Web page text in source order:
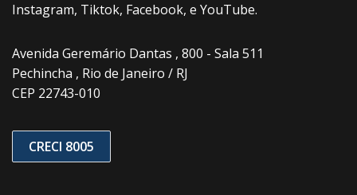
Instagram, Tiktok, Facebook, e YouTube.
Avenida Geremário Dantas , 800 - Sala 511
Pechincha , Rio de Janeiro / RJ
CEP 22743-010
CRECI 8005